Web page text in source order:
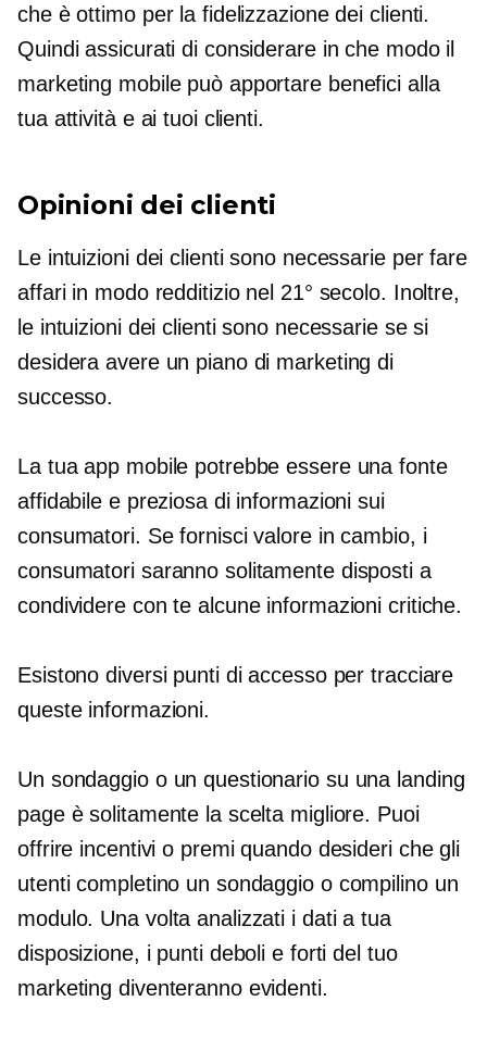
che è ottimo per la fidelizzazione dei clienti.
Quindi assicurati di considerare in che modo il
marketing mobile può apportare benefici alla
tua attività e ai tuoi clienti.
Opinioni dei clienti
Le intuizioni dei clienti sono necessarie per fare
affari in modo redditizio nel 21° secolo. Inoltre,
le intuizioni dei clienti sono necessarie se si
desidera avere un piano di marketing di
successo.
La tua app mobile potrebbe essere una fonte
affidabile e preziosa di informazioni sui
consumatori. Se fornisci valore in cambio, i
consumatori saranno solitamente disposti a
condividere con te alcune informazioni critiche.
Esistono diversi punti di accesso per tracciare
queste informazioni.
Un sondaggio o un questionario su una landing
page è solitamente la scelta migliore. Puoi
offrire incentivi o premi quando desideri che gli
utenti completino un sondaggio o compilino un
modulo. Una volta analizzati i dati a tua
disposizione, i punti deboli e forti del tuo
marketing diventeranno evidenti.